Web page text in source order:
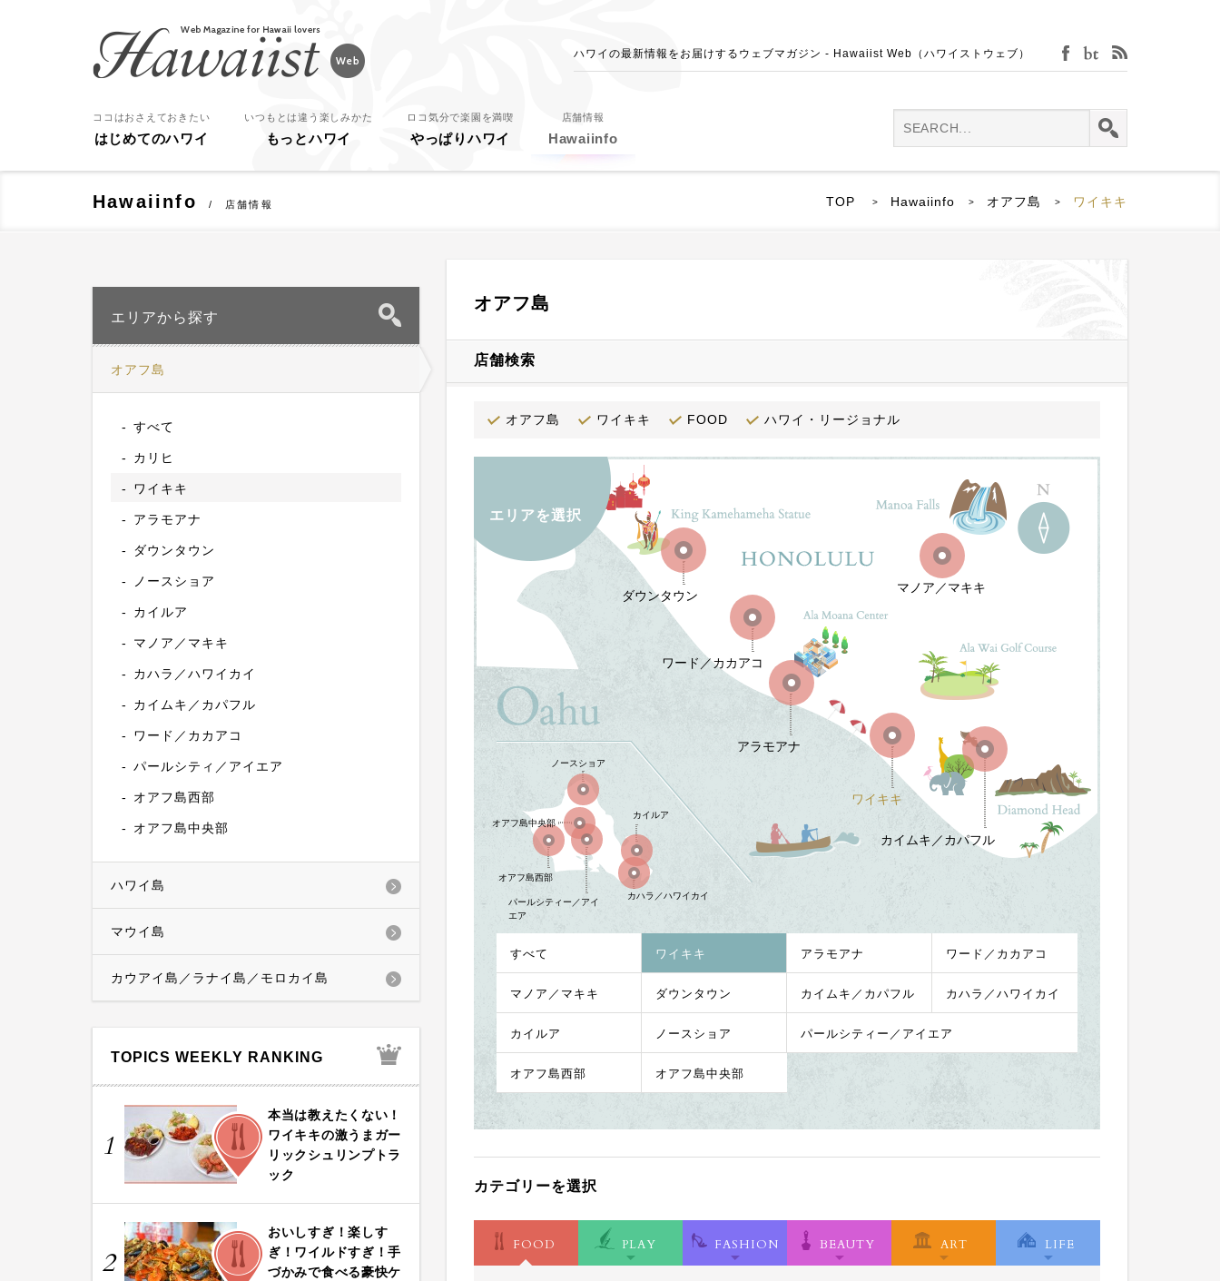
ハワイの最新情報をお届けするウェブマガジン - Hawaiist Web（ハワイストウェブ） facebookbijin-tokei
ココはおさえておきたい
はじめてのハワイ
いつもとは違う楽しみかた
もっとハワイ
ロコ気分で楽園を満喫
やっぱりハワイ
店舗情報
Hawaiinfo
Hawaiinfo 店舗情報 TOP > Hawaiinfo > オアフ島 > ワイキキ
オアフ島
店舗検索
オアフ島 ワイキキ FOOD ハワイ・リージョナル
エリアを選択
ノースショア
カイルア
カハラ／ハワイカイ
カイムキ／カパフル
ワイキキ
アラモアナ
ワード／カカアコ
マノア／マキキ
ダウンタウン
パールシティー／アイ
エア
オアフ島西部
オアフ島中央部
すべて ワイキキ アラモアナ ワード／カカアコ
マノア／マキキ ダウンタウン カイムキ／カパフル カハラ／ハワイカイ
カイルア ノースショア パールシティー／アイエア
オアフ島西部 オアフ島中央部
カテゴリーを選択
FOOD PLAY FASHION BEAUTY ART LIFE
エリアから探す
オアフ島
すべて
カリヒ
ワイキキ
アラモアナ
ダウンタウン
ノースショア
カイルア
マノア／マキキ
カハラ／ハワイカイ
カイムキ／カパフル
ワード／カカアコ
パールシティ／アイエア
オアフ島西部
オアフ島中央部
ハワイ島
マウイ島
カウアイ島／ラナイ島／モロカイ島
TOPICS WEEKLY RANKING
1
FOOD
本当は教えたくない！
ワイキキの激うまガー
リックシュリンプトラ
ック
2
FOOD
おいしすぎ！楽しす
ぎ！ワイルドすぎ！手
づかみで食べる豪快ケ